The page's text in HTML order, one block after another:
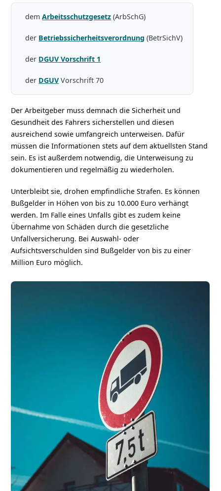
demArbeitsschutzgesetz (ArbSchG)
der Betriebssicherheitsverordnung (BetrSichV)
der DGUV Vorschrift 1
der DGUV Vorschrift 70
Der Arbeitgeber muss demnach die Sicherheit und
Gesundheit des Fahrers sicherstellen und diesen
ausreichend sowie umfangreich unterweisen. Dafür
müssen die Informationen stets auf dem aktuellsten Stand
sein. Es ist außerdem notwendig, die Unterweisung zu
dokumentieren und regelmäßig zu wiederholen.
Unterbleibt sie, drohen empfindliche Strafen. Es können
Bußgelder in Höhen von bis zu 10.000 Euro verhängt
werden. Im Falle eines Unfalls gibt es zudem keine
Übernahme von Schäden durch die gesetzliche
Unfallversicherung. Bei Auswahl- oder
Aufsichtsverschulden sind Bußgelder von bis zu einer
Million Euro möglich.